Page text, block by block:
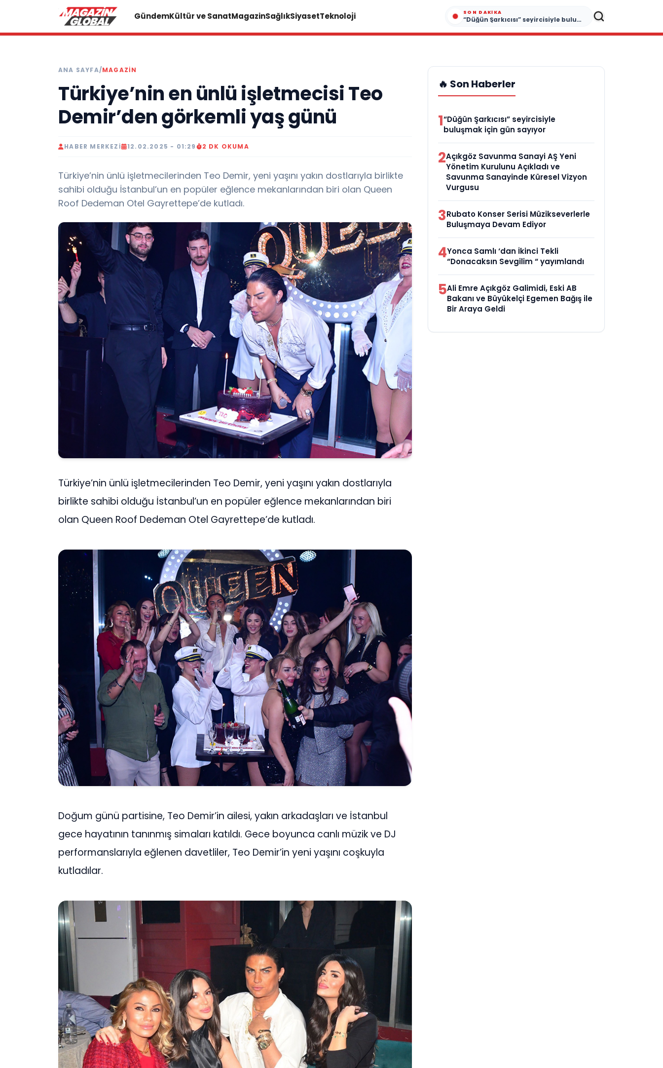
GündemKültür ve SanatMagazinSağlıkSiyasetTeknoloji SON DAKIKA
“Düğün Şarkıcısı” seyircisiyle buluşmak için gün sayıyor
ANA SAYFA/MAGAZIN
Türkiye’nin en ünlü işletmecisi Teo
Demir’den görkemli yaş günü
HABER MERKEZI 12.02.2025 - 01:29 2 DK OKUMA
Türkiye’nin ünlü işletmecilerinden Teo Demir, yeni yaşını yakın dostlarıyla birlikte
sahibi olduğu İstanbul’un en popüler eğlence mekanlarından biri olan Queen
Roof Dedeman Otel Gayrettepe’de kutladı.
Türkiye’nin ünlü işletmecilerinden Teo Demir, yeni yaşını yakın dostlarıyla
birlikte sahibi olduğu İstanbul’un en popüler eğlence mekanlarından biri
olan Queen Roof Dedeman Otel Gayrettepe’de kutladı.
Doğum günü partisine, Teo Demir’in ailesi, yakın arkadaşları ve İstanbul
gece hayatının tanınmış simaları katıldı. Gece boyunca canlı müzik ve DJ
performanslarıyla eğlenen davetliler, Teo Demir’in yeni yaşını coşkuyla
kutladılar.
🔥 Son Haberler
1“Düğün Şarkıcısı” seyircisiyle
buluşmak için gün sayıyor
2Açıkgöz Savunma Sanayi AŞ Yeni
Yönetim Kurulunu Açıkladı ve
Savunma Sanayinde Küresel Vizyon
Vurgusu
3Rubato Konser Serisi Müzikseverlerle
Buluşmaya Devam Ediyor
4Yonca Samlı ‘dan İkinci Tekli
“Donacaksın Sevgilim “ yayımlandı
5Ali Emre Açıkgöz Galimidi, Eski AB
Bakanı ve Büyükelçi Egemen Bağış ile
Bir Araya Geldi